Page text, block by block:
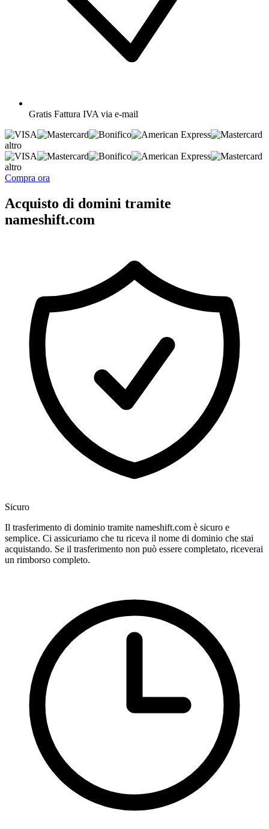
Gratis Fattura IVA via e-mail
altro
altro
Compra ora
Acquisto di domini tramite
nameshift.com
Sicuro
Il trasferimento di dominio tramite nameshift.com è sicuro e
semplice. Ci assicuriamo che tu riceva il nome di dominio che stai
acquistando. Se il trasferimento non può essere completato, riceverai
un rimborso completo.